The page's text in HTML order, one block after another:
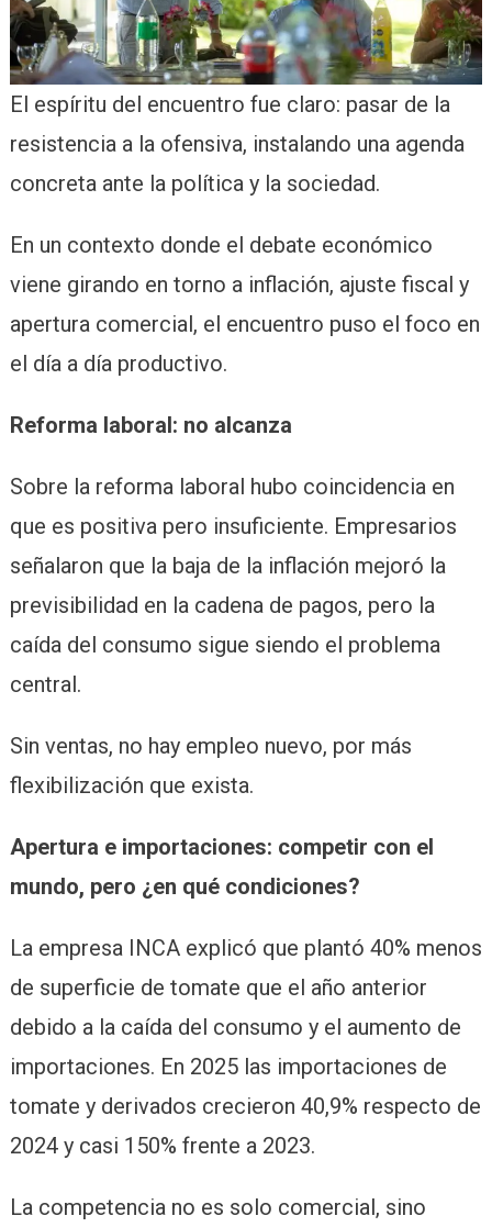
El espíritu del encuentro fue claro: pasar de la
resistencia a la ofensiva, instalando una agenda
concreta ante la política y la sociedad.
En un contexto donde el debate económico
viene girando en torno a inflación, ajuste fiscal y
apertura comercial, el encuentro puso el foco en
el día a día productivo.
Reforma laboral: no alcanza
Sobre la reforma laboral hubo coincidencia en
que es positiva pero insuficiente. Empresarios
señalaron que la baja de la inflación mejoró la
previsibilidad en la cadena de pagos, pero la
caída del consumo sigue siendo el problema
central.
Sin ventas, no hay empleo nuevo, por más
flexibilización que exista.
Apertura e importaciones: competir con el
mundo, pero ¿en qué condiciones?
La empresa INCA explicó que plantó 40% menos
de superficie de tomate que el año anterior
debido a la caída del consumo y el aumento de
importaciones. En 2025 las importaciones de
tomate y derivados crecieron 40,9% respecto de
2024 y casi 150% frente a 2023.
La competencia no es solo comercial, sino